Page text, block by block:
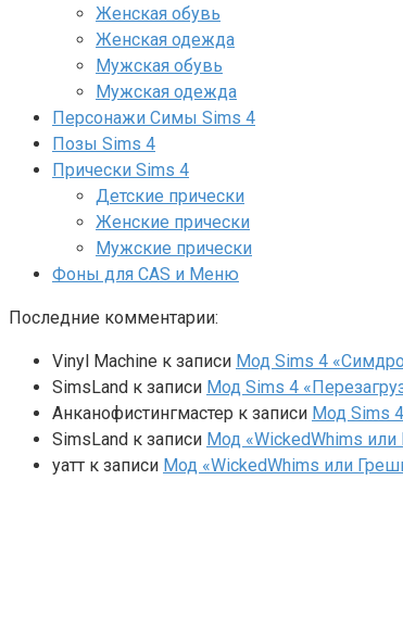
Женская обувь
Женская одежда
Мужская обувь
Мужская одежда
Персонажи Симы Sims 4
Позы Sims 4
Прически Sims 4
Детские прически
Женские прически
Мужские прически
Фоны для CAS и Меню
Последние комментарии:
Vinyl Machine к записи Мод Sims 4
SimsLand к записи Мод Sims 4
Анканофистингмастер к записи Мод Sims
SimsLand к записи Мод «WickedWhims или
yaтт к записи Мод «WickedWhims или